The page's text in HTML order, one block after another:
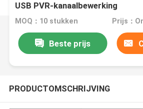
USB PVR-kanaalbewerking
MOQ：10 stukken Prijs：
Beste prijs
PRODUCTOMSCHRIJVING